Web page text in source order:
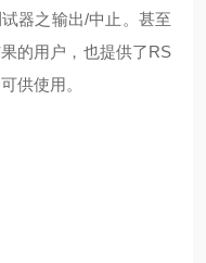
器之输出/中止。甚至
的用户，也提供了RS
供使用。